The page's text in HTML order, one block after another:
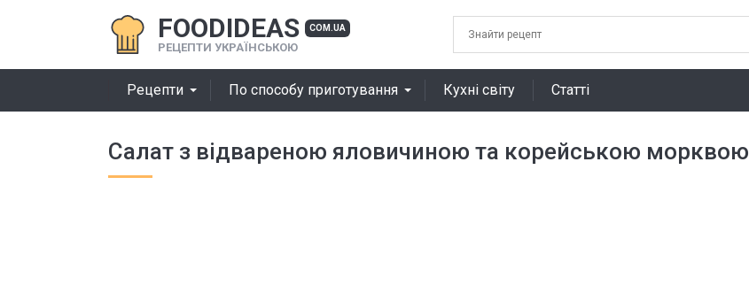
FOODIDEAS COM.UA
РЕЦЕПТИ УКРАЇНСЬКОЮ
Рецепти По способу приготування Кухні світу Статті
Салат з відвареною яловичиною та корейською морквою